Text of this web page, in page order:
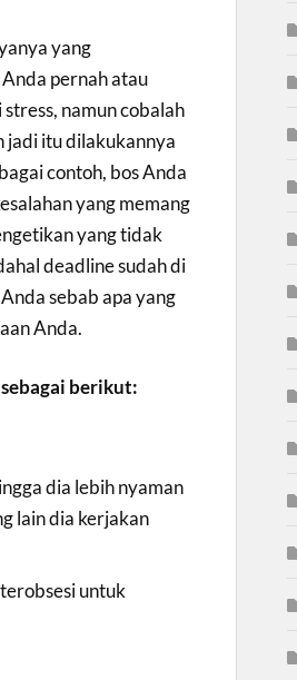
yang
pernah atau
namun cobalah
jadi itu dilakukannya
contoh, bos Anda
yang memang
yang tidak
deadline sudah di
sebab apa yang
Anda.
berikut:
dia lebih nyaman
lain dia kerjakan
untuk